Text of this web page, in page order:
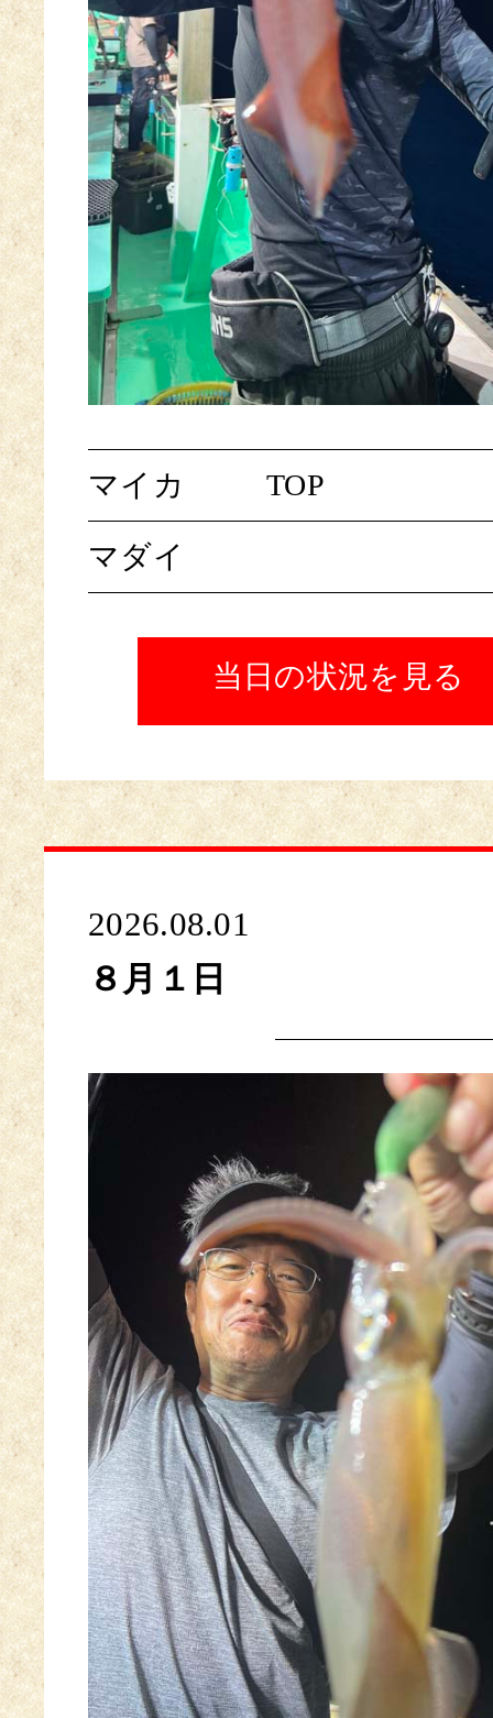
マイカ TOP
マダイ
当日の状況を見る
2026.08.01
８月１日